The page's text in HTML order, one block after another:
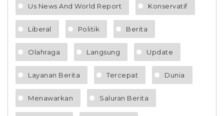
Us News And World Report Konservatif
Liberal Politik Berita
Olahraga Langsung Update
Layanan Berita Tercepat Dunia
Menawarkan Saluran Berita